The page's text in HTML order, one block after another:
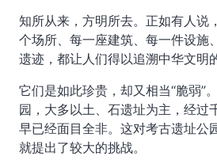
知所从来，方明所去。正如有人说
个场所、每一座建筑、每一件设施
遗迹，都让人们得以追溯中华文明
它们是如此珍贵，却又相当“脆弱”
园，大多以土、石遗址为主，经过
早已经面目全非。这对考古遗址公
就提出了较大的挑战。